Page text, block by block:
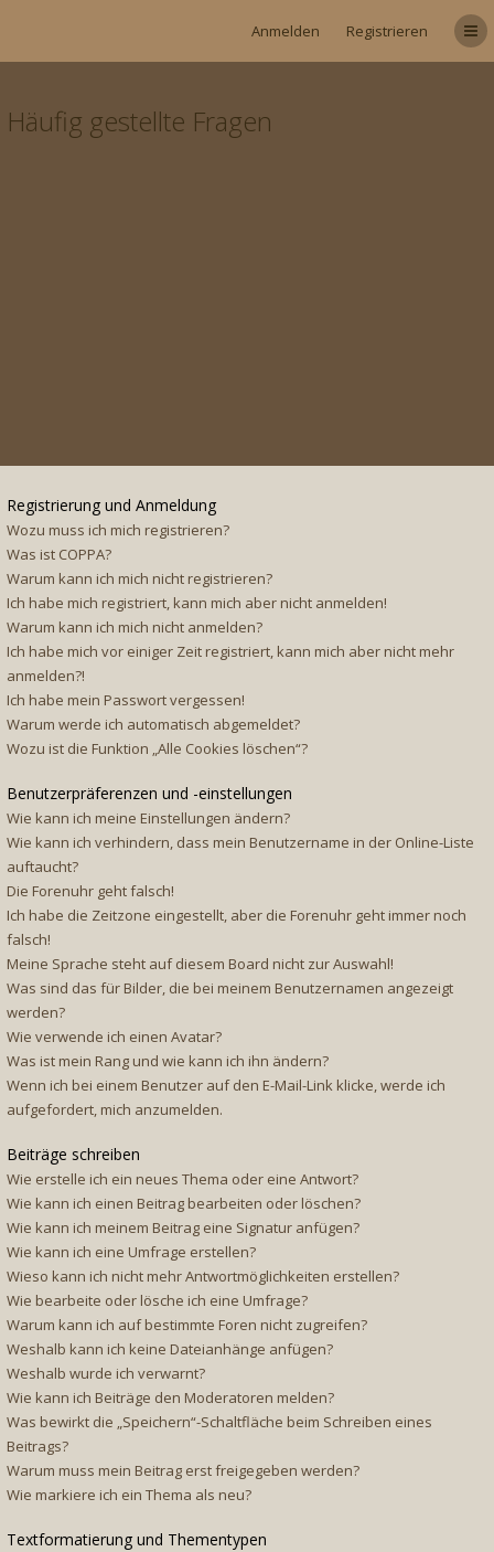
Anmelden Registrieren
Häufig gestellte Fragen
Registrierung und Anmeldung
Wozu muss ich mich registrieren?
Was ist COPPA?
Warum kann ich mich nicht registrieren?
Ich habe mich registriert, kann mich aber nicht anmelden!
Warum kann ich mich nicht anmelden?
Ich habe mich vor einiger Zeit registriert, kann mich aber nicht mehr
anmelden?!
Ich habe mein Passwort vergessen!
Warum werde ich automatisch abgemeldet?
Wozu ist die Funktion „Alle Cookies löschen“?
Benutzerpräferenzen und -einstellungen
Wie kann ich meine Einstellungen ändern?
Wie kann ich verhindern, dass mein Benutzername in der Online-Liste
auftaucht?
Die Forenuhr geht falsch!
Ich habe die Zeitzone eingestellt, aber die Forenuhr geht immer noch
falsch!
Meine Sprache steht auf diesem Board nicht zur Auswahl!
Was sind das für Bilder, die bei meinem Benutzernamen angezeigt
werden?
Wie verwende ich einen Avatar?
Was ist mein Rang und wie kann ich ihn ändern?
Wenn ich bei einem Benutzer auf den E-Mail-Link klicke, werde ich
aufgefordert, mich anzumelden.
Beiträge schreiben
Wie erstelle ich ein neues Thema oder eine Antwort?
Wie kann ich einen Beitrag bearbeiten oder löschen?
Wie kann ich meinem Beitrag eine Signatur anfügen?
Wie kann ich eine Umfrage erstellen?
Wieso kann ich nicht mehr Antwortmöglichkeiten erstellen?
Wie bearbeite oder lösche ich eine Umfrage?
Warum kann ich auf bestimmte Foren nicht zugreifen?
Weshalb kann ich keine Dateianhänge anfügen?
Weshalb wurde ich verwarnt?
Wie kann ich Beiträge den Moderatoren melden?
Was bewirkt die „Speichern“-Schaltfläche beim Schreiben eines
Beitrags?
Warum muss mein Beitrag erst freigegeben werden?
Wie markiere ich ein Thema als neu?
Textformatierung und Thementypen